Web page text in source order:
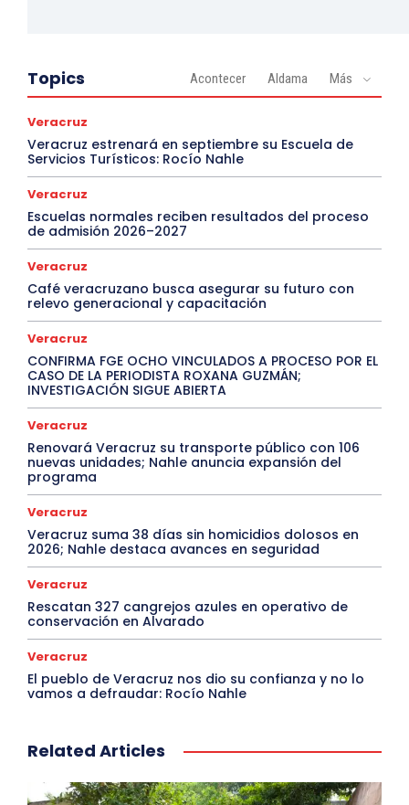
Topics Acontecer Aldama Más
Veracruz
Veracruz estrenará en septiembre su Escuela de
Servicios Turísticos: Rocío Nahle
Veracruz
Escuelas normales reciben resultados del proceso
de admisión 2026–2027
Veracruz
Café veracruzano busca asegurar su futuro con
relevo generacional y capacitación
Veracruz
CONFIRMA FGE OCHO VINCULADOS A PROCESO POR EL
CASO DE LA PERIODISTA ROXANA GUZMÁN;
INVESTIGACIÓN SIGUE ABIERTA
Veracruz
Renovará Veracruz su transporte público con 106
nuevas unidades; Nahle anuncia expansión del
programa
Veracruz
Veracruz suma 38 días sin homicidios dolosos en
2026; Nahle destaca avances en seguridad
Veracruz
Rescatan 327 cangrejos azules en operativo de
conservación en Alvarado
Veracruz
El pueblo de Veracruz nos dio su confianza y no lo
vamos a defraudar: Rocío Nahle
Related Articles